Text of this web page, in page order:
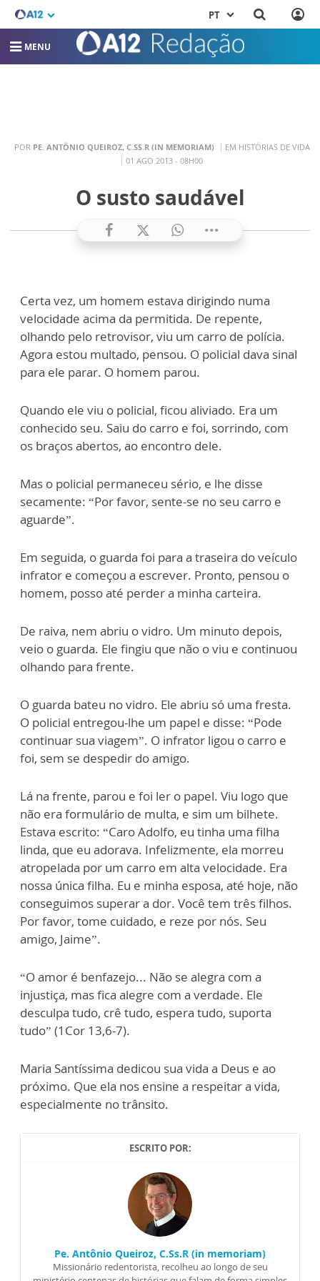
PT
MENU
POR PE. ANTÔNIO QUEIROZ, C.SS.R (IN MEMORIAM)
EM HISTÓRIAS DE VIDA
01 AGO 2013 - 08H00
O susto saudável
Certa vez, um homem estava dirigindo numa
velocidade acima da permitida. De repente,
olhando pelo retrovisor, viu um carro de polícia.
Agora estou multado, pensou. O policial dava sinal
para ele parar. O homem parou.
Quando ele viu o policial, ficou aliviado. Era um
conhecido seu. Saiu do carro e foi, sorrindo, com
os braços abertos, ao encontro dele.
Mas o policial permaneceu sério, e lhe disse
secamente: “Por favor, sente-se no seu carro e
aguarde”.
Em seguida, o guarda foi para a traseira do veículo
infrator e começou a escrever. Pronto, pensou o
homem, posso até perder a minha carteira.
De raiva, nem abriu o vidro. Um minuto depois,
veio o guarda. Ele fingiu que não o viu e continuou
olhando para frente.
O guarda bateu no vidro. Ele abriu só uma fresta.
O policial entregou-lhe um papel e disse: “Pode
continuar sua viagem”. O infrator ligou o carro e
foi, sem se despedir do amigo.
Lá na frente, parou e foi ler o papel. Viu logo que
não era formulário de multa, e sim um bilhete.
Estava escrito: “Caro Adolfo, eu tinha uma filha
linda, que eu adorava. Infelizmente, ela morreu
atropelada por um carro em alta velocidade. Era
nossa única filha. Eu e minha esposa, até hoje, não
conseguimos superar a dor. Você tem três filhos.
Por favor, tome cuidado, e reze por nós. Seu
amigo, Jaime”.
“O amor é benfazejo... Não se alegra com a
injustiça, mas fica alegre com a verdade. Ele
desculpa tudo, crê tudo, espera tudo, suporta
tudo” (1Cor 13,6-7).
Maria Santíssima dedicou sua vida a Deus e ao
próximo. Que ela nos ensine a respeitar a vida,
especialmente no trânsito.
ESCRITO POR:
Pe. Antônio Queiroz, C.Ss.R (in memoriam)
Missionário redentorista, recolheu ao longo de seu